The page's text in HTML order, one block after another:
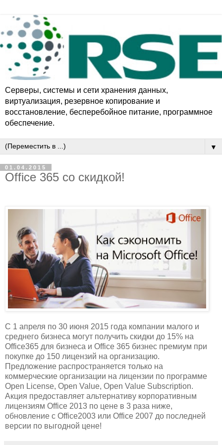
Серверы, системы и сети хранения данных,
виртуализация, резервное копирование и
восстановление, бесперебойное питаниe, программное
обеспечение.
▼
01.04.2015
Office 365 со скидкой!
С 1 апреля по 30 июня 2015 года компании малого и
среднего бизнеса могут получить скидки до 15% на
Office365 для бизнеса и Office 365 бизнес премиум при
покупке до 150 лицензий на организацию.
Предложение распространяется только на
коммерческие организации на лицензии по программе
Open License, Open Value, Open Value Subscription.
Акция предоставляет альтернативу корпоративным
лицензиям Оffice 2013 по цене в 3 раза ниже,
обновление с Office2003 или Office 2007 до последней
версии по выгодной цене!